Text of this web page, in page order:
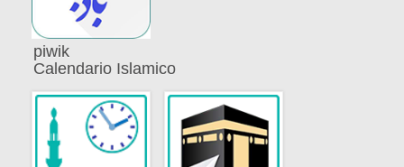
piwik
Calendario Islamico